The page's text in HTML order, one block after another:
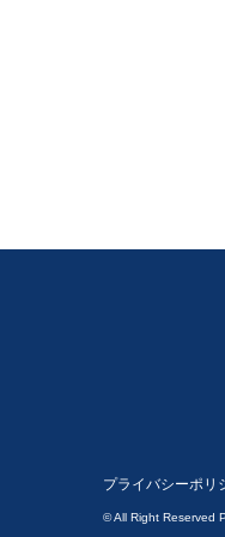
プライバシーポリ
© All Right Reserved